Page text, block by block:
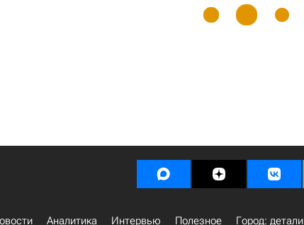
Аналитика Интервью Полезное Город: детали